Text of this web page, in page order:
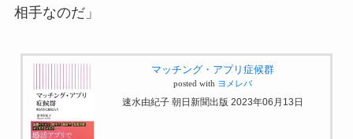
相手なのだ」
マッチング・アプリ症候群
posted with ヨメレバ
速水由紀子 朝日新聞出版 2023年06月13日